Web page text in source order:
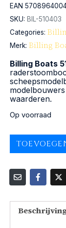
EAN
SKU: BIL-510403
Categories:
Merk: Billing
Billing Boats
waarderen.
Op voorraad